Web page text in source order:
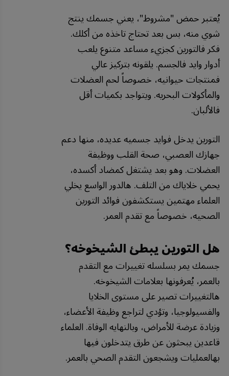
يُعتبر حمض "مشروط"، يعني جسمك ينتج
شوي منه، بس بعد تحتاج تاخذه من أكلك.
فكر فالتورين كجزيء مساعد متنوع يلعب
أدوار وايد فالجسم. يلقونه بتركيز عالي
فمنتجات حيوانيه، خصوصاً لحم العضلات
والمأكولات البحريه. ويتواجد بكميات أقل
فالألبان.
التورين يدخل فوايد جسميه عديده، منها دعم
جهازك العصبي، صحة القلب ووظيفة
العضلات. وهو بعد يشتغل كمضاد أكسده،
يحمي خلاياك من التلف. هالدور الواسع يخلي
العلماء مهتمين يستكشفون فوائد التورين
الصحيه، خصوصاً مع تقدم العمر.
هل التورين يبطئ الشيخوخه؟
جسمك يمر بسلسله تغييرات مع التقدم
بالعمر، يُعرفونها بعلامات الشيخوخه.
هالتغييرات تصير على مستوى الخلايا
والفسيولوجيا، وتؤدي لتراجع وظيفة الأعضاء،
وزيادة عرضة للأمراض، وبالنهايه الوفاة. العلماء
قاعدين يبحثون عن طرق يتدخلون فيها
بهالعمليات ويشجعون التقدم الصحي بالعمر.